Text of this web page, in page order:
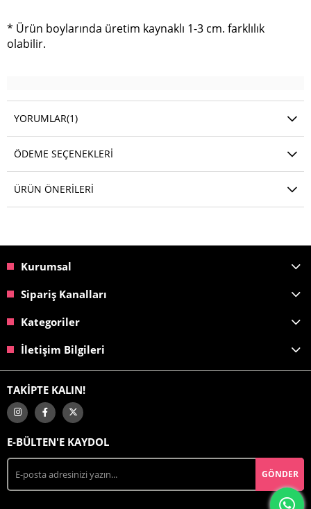
* Ürün boylarında üretim kaynaklı 1-3 cm. farklılık
olabilir.
YORUMLAR(1)
ÖDEME SEÇENEKLERI
ÜRÜN ÖNERILERI
Kurumsal
Sipariş Kanalları
Kategoriler
İletişim Bilgileri
TAKİPTE KALIN!
E-BÜLTEN'E KAYDOL
GÖNDER